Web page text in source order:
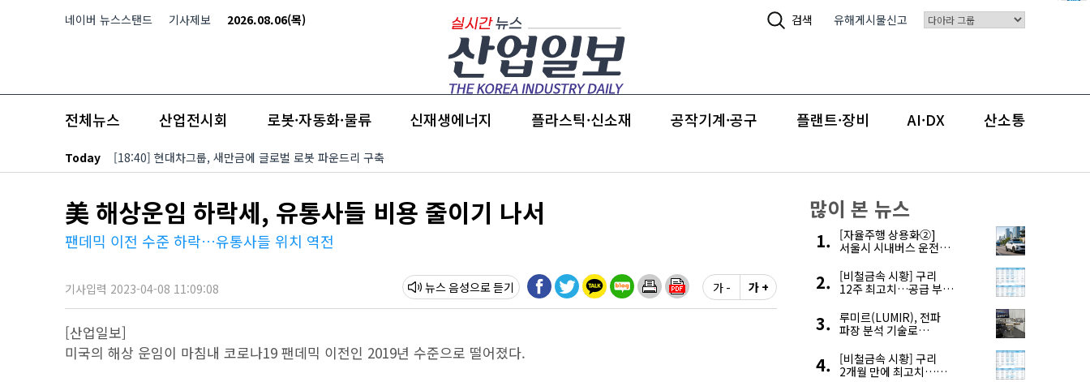
네이버 뉴스스탠드 기사제보 2026.08.06(목) 검색 유해게시물신고
전체뉴스 산업전시회 로봇·자동화·물류 신재생에너지 플라스틱·신소재 공작기계·공구 플랜트·장비 AI·DX 산소통
Today [18:40] 현대차그룹, 새만금에 글로벌 로봇 파운드리 구축
美 해상운임 하락세, 유통사들 비용 줄이기 나서
팬데믹 이전 수준 하락…유통사들 위치 역전
기사입력 2023-04-08 11:09:08 뉴스 음성 가 - 가 +
[산업일보]
미국의 해상 운임이 마침내 코로나19 팬데믹 이전인 2019년 수준으로 떨어졌다.
많이 본 뉴스
[자율주행 상용화②]
서울시 시내버스 운전자
해결한다
[비철금속 시황] 구리
12주 최고치…공급 부족
루미르(LUMIR), 전파
파장 분석 기술로
[비철금속 시황] 구리
2개월 만에 최고치…